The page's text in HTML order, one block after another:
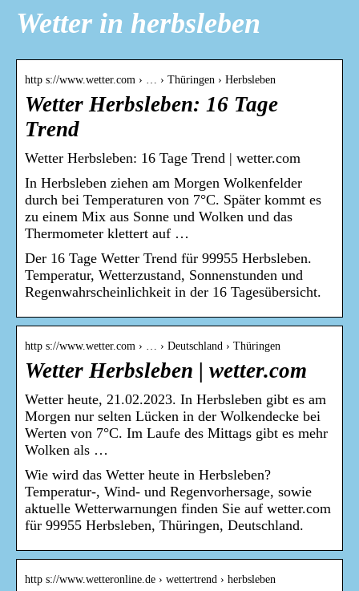
Wetter in herbsleben
http s://www.wetter.com › … › Thüringen › Herbsleben
Wetter Herbsleben: 16 Tage
Trend
Wetter Herbsleben: 16 Tage Trend | wetter.com
In Herbsleben ziehen am Morgen Wolkenfelder
durch bei Temperaturen von 7°C. Später kommt es
zu einem Mix aus Sonne und Wolken und das
Thermometer klettert auf …
Der 16 Tage Wetter Trend für 99955 Herbsleben.
Temperatur, Wetterzustand, Sonnenstunden und
Regenwahrscheinlichkeit in der 16 Tagesübersicht.
http s://www.wetter.com › … › Deutschland › Thüringen
Wetter Herbsleben | wetter.com
Wetter heute, 21.02.2023. In Herbsleben gibt es am
Morgen nur selten Lücken in der Wolkendecke bei
Werten von 7°C. Im Laufe des Mittags gibt es mehr
Wolken als …
Wie wird das Wetter heute in Herbsleben?
Temperatur-, Wind- und Regenvorhersage, sowie
aktuelle Wetterwarnungen finden Sie auf wetter.com
für 99955 Herbsleben, Thüringen, Deutschland.
http s://www.wetteronline.de › wettertrend › herbsleben